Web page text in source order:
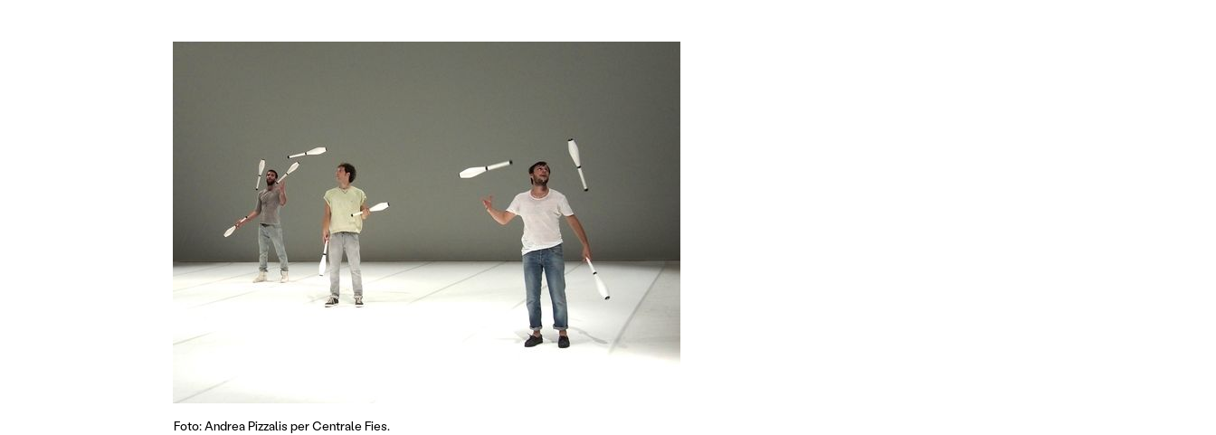
Foto: Andrea Pizzalis per Centrale Fies.